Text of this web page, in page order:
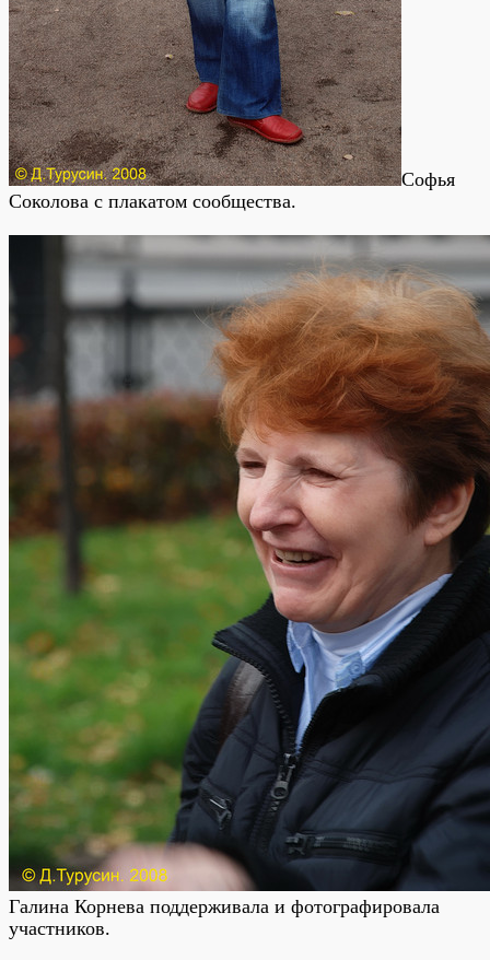
Софья
Соколова с плакатом сообщества.
Галина Корнева поддерживала и фотографировала
участников.